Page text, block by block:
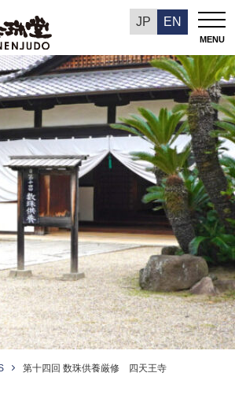
JP EN
MENU
念珠堂NEWS
第十四回 数珠供養厳修 四天王寺